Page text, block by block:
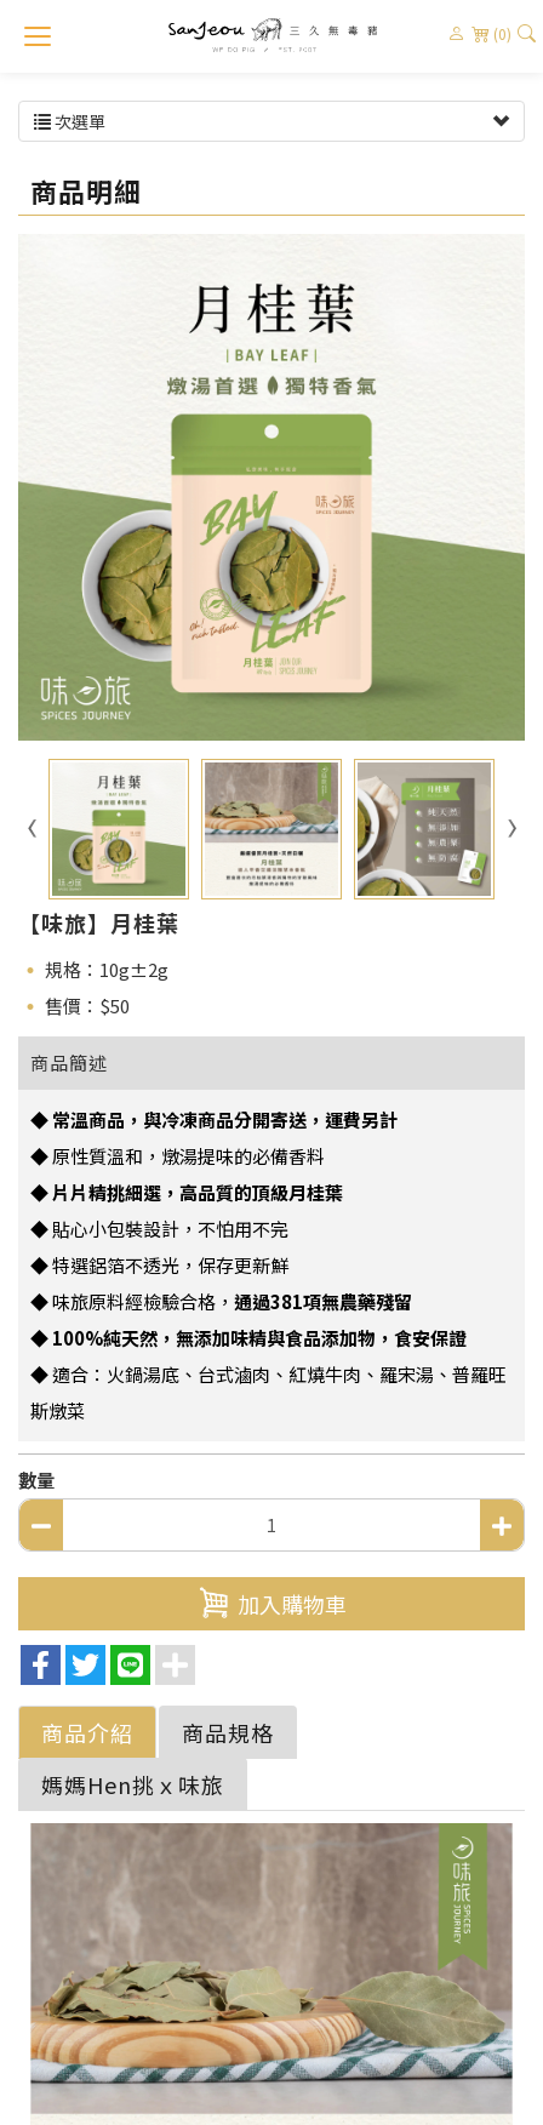
(0)
次選單
商品明細
【味旅】月桂葉
規格：10g±2g
售價：$50
商品簡述
◆常溫商品，與冷凍商品分開寄送，運費另計
◆ 原性質溫和，燉湯提味的必備香料
◆片片精挑細選，高品質的頂級月桂葉
◆ 貼心小包裝設計，不怕用不完
◆特選鋁箔不透光，保存更新鮮
◆ 味旅原料經檢驗合格， 通過381項無農藥殘留
◆100%純天然，無添加味精​與食品添加物，食安保證
◆ 適合： 火鍋湯底、 台式滷肉、紅燒牛肉、羅宋湯、普羅旺
斯燉菜
數量
加入購物車
商品介紹
商品規格
媽媽Hen挑ｘ味旅